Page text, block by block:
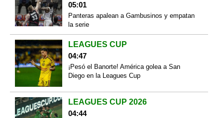
05:01
Panteras apalean a Gambusinos y empatan
la serie
LEAGUES CUP
04:47
¡Pesó el Banorte! América golea a San
Diego en la Leagues Cup
LEAGUES CUP 2026
04:44